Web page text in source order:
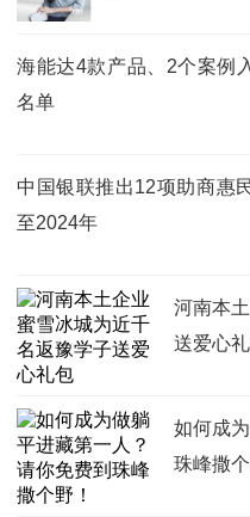
海能达4款产品、2个案例
名单
中国银联推出12项助商惠
至2024年
河南本
送爱心
如何成
珠峰撒个